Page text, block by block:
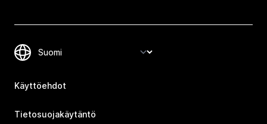
Käyttöehdot
Tietosuojakäytäntö